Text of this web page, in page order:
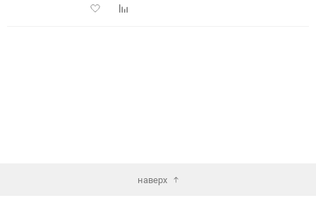
ДобавитьДобавить
наверх